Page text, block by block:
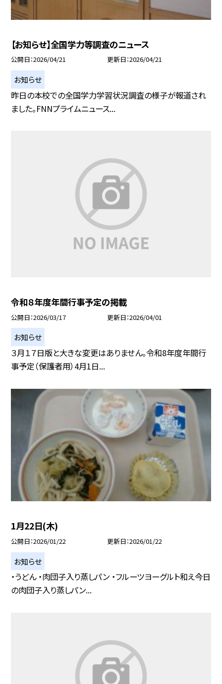
【お知らせ】全国学力等調査のニュース
公開日 2026/04/21 更新日 2026/04/21
お知らせ
昨日の本校での全国学力学習状況調査の様子が報道され
ました。FNNプライムニュース...
令和８年度年間行事予定の掲載
公開日 2026/03/17 更新日 2026/04/01
お知らせ
３月１７日版と大きな変更はありません。令和8年度年間行
事予定（保護者用）4月1日...
1月22日(木)
公開日 2026/01/22 更新日 2026/01/22
お知らせ
・うどん ・肉団子入り蒸しパン ・フルーツヨーグルト和え今日
の肉団子入り蒸しパン...